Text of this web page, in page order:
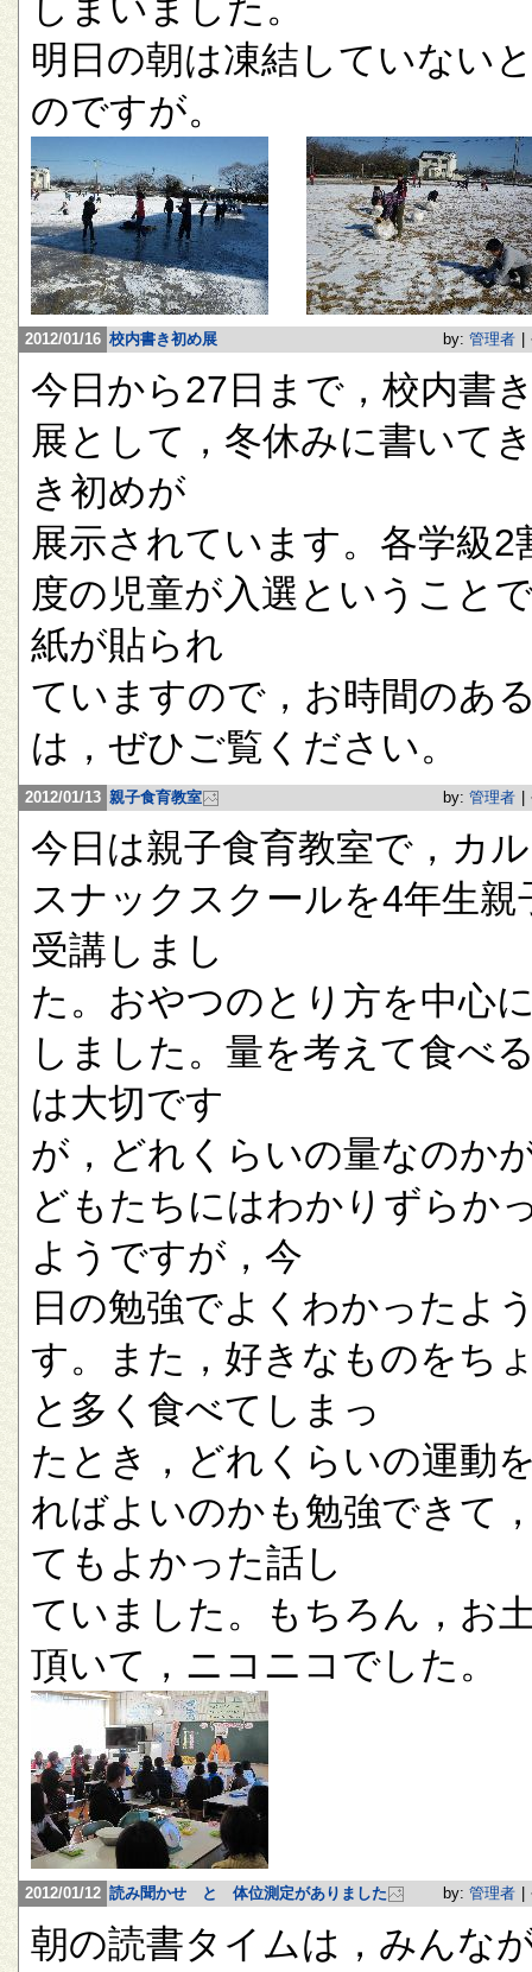
明日の朝は凍結していない
のですが。
2012/01/16 校内書き初め展 by: 管理者
今日から27日まで，校内書
展として，冬休みに書いて
き初めが
展示されています。各学級2
度の児童が入選ということ
紙が貼られ
ていますので，お時間のあ
は，ぜひご覧ください。
2012/01/13 親子食育教室 by: 管理者
今日は親子食育教室で，カ
スナックスクールを4年生親
受講しまし
た。おやつのとり方を中心
しました。量を考えて食べ
は大切です
が，どれくらいの量なのか
どもたちにはわかりずらか
ようですが，今
日の勉強でよくわかったよ
す。また，好きなものをち
と多く食べてしまっ
たとき，どれくらいの運動
ればよいのかも勉強できて
てもよかった話し
ていました。もちろん，お
頂いて，ニコニコでした。
2012/01/12 読み聞かせ と 体位測定がありました by: 管理者
朝の読書タイムは，みんな